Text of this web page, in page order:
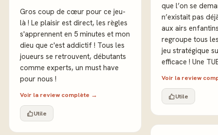
Gros coup de cœur pour ce jeu-
là ! Le plaisir est direct, les règles
s'apprennent en 5 minutes et mon
dieu que c'est addictif ! Tous les
joueurs se retrouvent, débutants
comme experts, un must have
pour nous !
Voir la review complète →
Utile
que l’on se
n’existait pas
aux airs
regroupe tous
jeu stratégique
efficace ! Une
Voir la review
Utile